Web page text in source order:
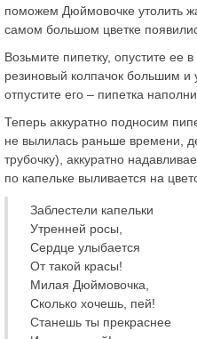
поможем Дюймовочке утолить
самом большом цветке
Возьмите пипетку, опустите ее
резиновый колпачок большим и
отпустите его – пипетка
Теперь аккуратно подносим
не вылилась раньше времени,
трубочку), аккуратно
по капельке выливается на
Заблестели капельки
Утренней росы,
Сердце улыбается
От такой красы!
Милая Дюймовочка,
Сколько хочешь, пей!
Станешь ты прекраснее